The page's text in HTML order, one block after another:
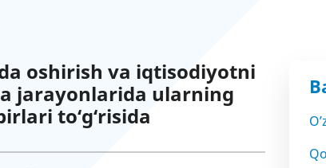
oshirish va iqtisodiyotni
jarayonlarida ularning
to‘g‘risida